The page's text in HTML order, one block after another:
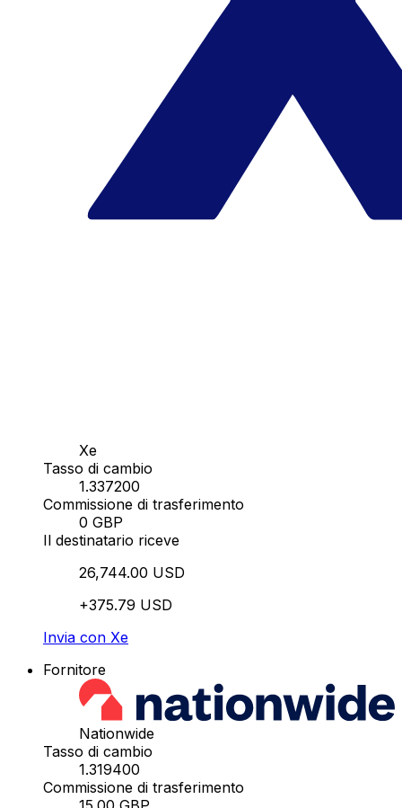
Xe
Tasso di cambio
1.337200
Commissione di trasferimento
0 GBP
Il destinatario riceve
26,744.00 USD
+375.79 USD
Invia con Xe
Fornitore
Nationwide
Tasso di cambio
1.319400
Commissione di trasferimento